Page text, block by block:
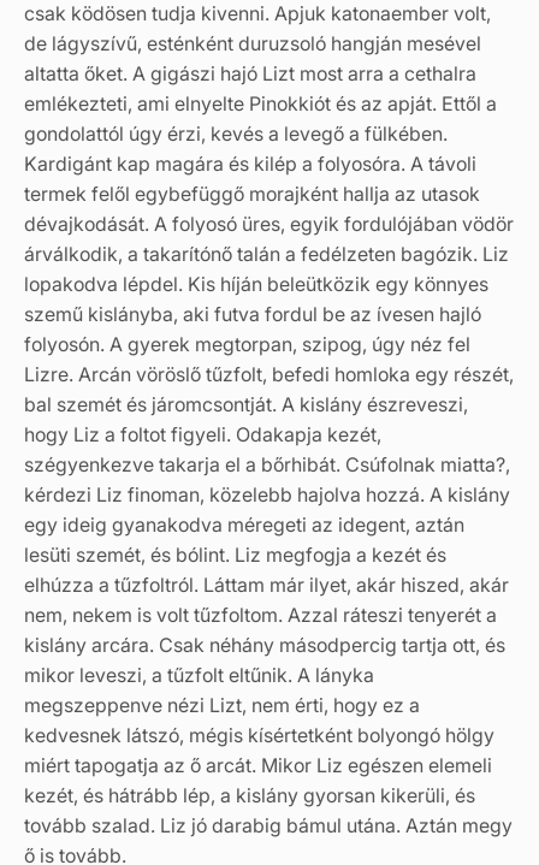
csak ködösen tudja kivenni. Apjuk katonaember volt,
de lágyszívű, esténként duruzsoló hangján mesével
altatta őket. A gigászi hajó Lizt most arra a cethalra
emlékezteti, ami elnyelte Pinokkiót és az apját. Ettől a
gondolattól úgy érzi, kevés a levegő a fülkében.
Kardigánt kap magára és kilép a folyosóra. A távoli
termek felől egybefüggő morajként hallja az utasok
dévajkodását. A folyosó üres, egyik fordulójában vödör
árválkodik, a takarítónő talán a fedélzeten bagózik. Liz
lopakodva lépdel. Kis híján beleütközik egy könnyes
szemű kislányba, aki futva fordul be az ívesen hajló
folyosón. A gyerek megtorpan, szipog, úgy néz fel
Lizre. Arcán vöröslő tűzfolt, befedi homloka egy részét,
bal szemét és járomcsontját. A kislány észreveszi,
hogy Liz a foltot figyeli. Odakapja kezét,
szégyenkezve takarja el a bőrhibát. Csúfolnak miatta?,
kérdezi Liz finoman, közelebb hajolva hozzá. A kislány
egy ideig gyanakodva méregeti az idegent, aztán
lesüti szemét, és bólint. Liz megfogja a kezét és
elhúzza a tűzfoltról. Láttam már ilyet, akár hiszed, akár
nem, nekem is volt tűzfoltom. Azzal ráteszi tenyerét a
kislány arcára. Csak néhány másodpercig tartja ott, és
mikor leveszi, a tűzfolt eltűnik. A lányka
megszeppenve nézi Lizt, nem érti, hogy ez a
kedvesnek látszó, mégis kísértetként bolyongó hölgy
miért tapogatja az ő arcát. Mikor Liz egészen elemeli
kezét, és hátrább lép, a kislány gyorsan kikerüli, és
tovább szalad. Liz jó darabig bámul utána. Aztán megy
ő is tovább.